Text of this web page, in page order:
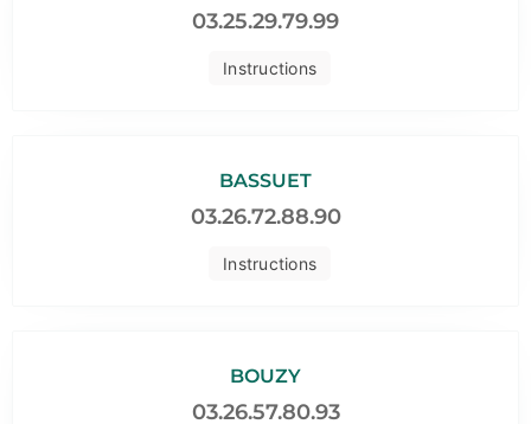
Instructions
03.25.29.79.99
Instructions
BASSUET
03.26.72.88.90
BOUZY
03.26.57.80.93